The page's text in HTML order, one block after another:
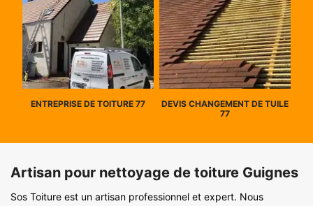
ENTREPRISE DE TOITURE 77
DEVIS CHANGEMENT DE TUILE
77
Artisan pour nettoyage de toiture Guignes
Sos Toiture est un artisan professionnel et expert. Nous